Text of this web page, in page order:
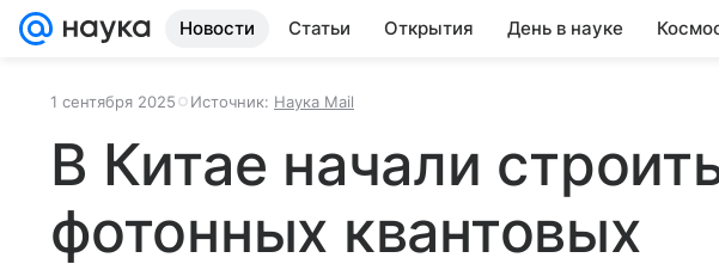
Новости Статьи Открытия День в науке
1 сентября 2025 Источник: Наука Mail
В Китае начали
фотонных квантовых